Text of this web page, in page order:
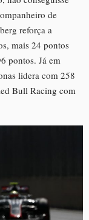
de
reforça a
mais 24 pontos
pontos. Já em
lidera com 258
Bull Racing com